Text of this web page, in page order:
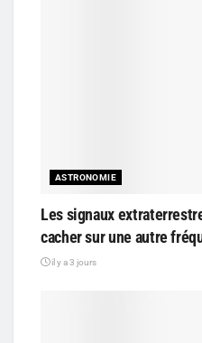
ASTRONOMIE
Les signaux
cacher sur une autre
il y a 3 jours